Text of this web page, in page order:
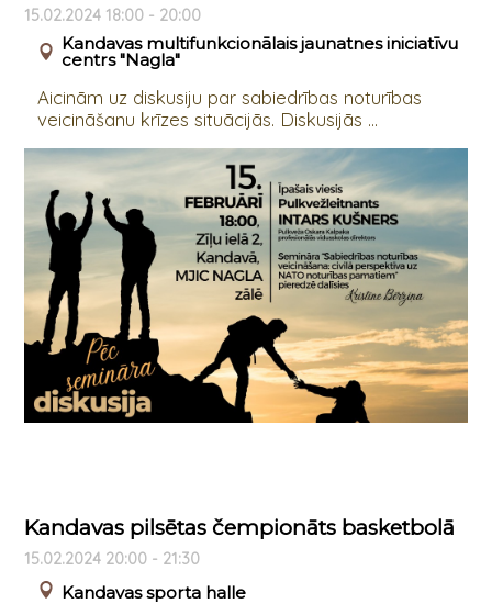
15.02.2024 18:00 - 20:00
Kandavas multifunkcionālais jaunatnes iniciatīvu
centrs "Nagla"
Aicinām uz diskusiju par sabiedrības noturības
veicināšanu krīzes situācijās. Diskusijās ...
Kandavas pilsētas čempionāts basketbolā
15.02.2024 20:00 - 21:30
Kandavas sporta halle